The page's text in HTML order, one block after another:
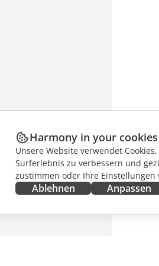
Harmony in your cookies
Unsere Website verwendet
Surferlebnis zu verbessern und
zustimmen oder Ihre
Ablehnen Anpassen